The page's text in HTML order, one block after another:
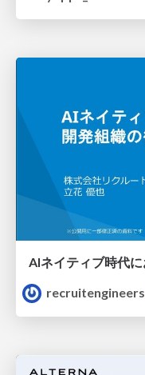
recruitengineers